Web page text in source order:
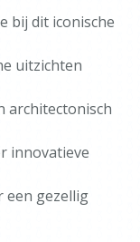
bij dit iconische
uitzichten
architectonisch
innovatieve
een gezellig